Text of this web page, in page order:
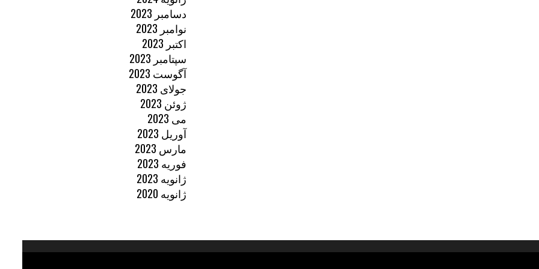
دسامبر 2023
نوامبر 2023
اکتبر 2023
سپتامبر 2023
آگوست 2023
جولای 2023
ژوئن 2023
می 2023
آوریل 2023
مارس 2023
فوریه 2023
ژانویه 2023
ژانویه 2020